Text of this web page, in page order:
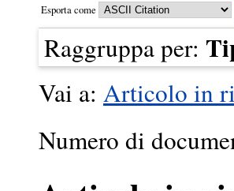
Esporta come
Raggruppa per:
Vai a: Articolo in
Numero di